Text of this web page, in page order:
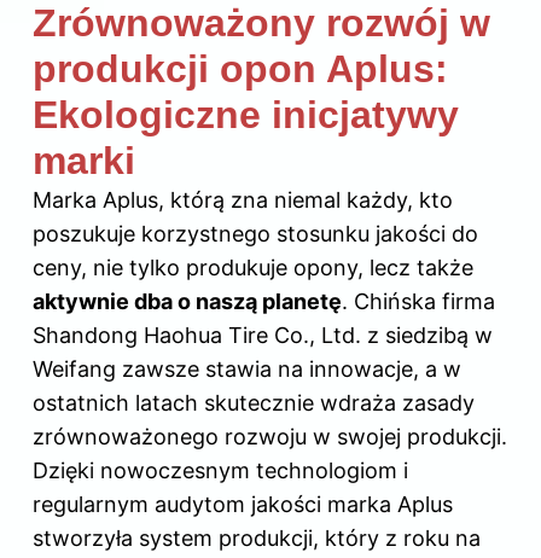
Zrównoważony rozwój w
produkcji opon Aplus:
Ekologiczne inicjatywy
marki
Marka Aplus, którą zna niemal każdy, kto
poszukuje korzystnego stosunku jakości do
ceny, nie tylko produkuje opony, lecz także
aktywnie dba o naszą planetę. Chińska firma
Shandong Haohua Tire Co., Ltd. z siedzibą w
Weifang zawsze stawia na innowacje, a w
ostatnich latach skutecznie wdraża zasady
zrównoważonego rozwoju w swojej produkcji.
Dzięki nowoczesnym technologiom i
regularnym audytom jakości marka Aplus
stworzyła system produkcji, który z roku na